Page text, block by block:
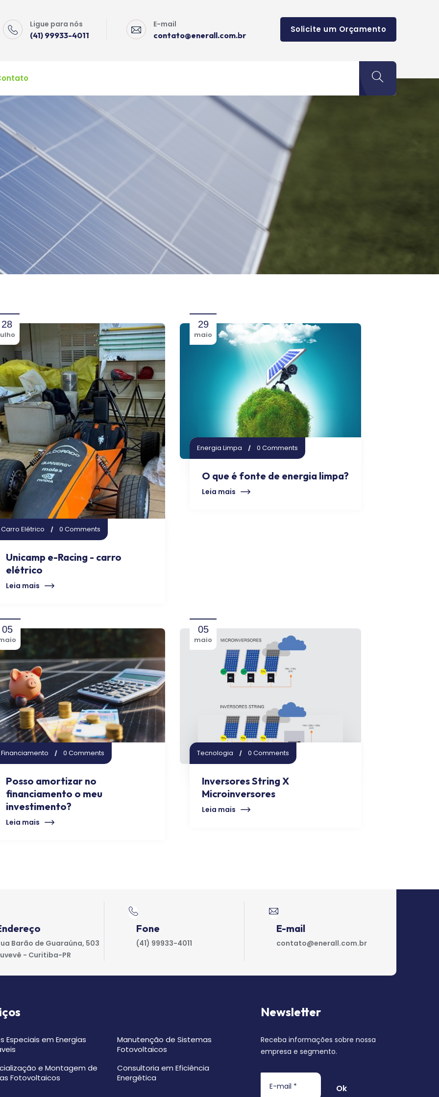
Ligue para nós
(41) 99933-4011
E-mail
contato@enerall.com.br
Solicite um Orçamento
28
Carro Elétrico 0 Comments
Unicamp e-Racing - carro
elétrico
Leia mais
29
maio
Energia Limpa 0 Comments
O que é fonte de energia limpa?
Leia mais
05
Financiamento 0 Comments
Posso amortizar no
financiamento o meu
investimento?
Leia mais
05
maio
Tecnologia 0 Comments
Inversores String X
Microinversores
Leia mais
Barão de Guaraúna, 503
- Curitiba-PR
Fone
(41) 99933-4011
E-mail
contato@enerall.com.br
Especiais em Energias
e Montagem de
Fotovoltaicos
Manutenção de Sistemas
Fotovoltaicos
Consultoria em Eficiência
Energética
Newsletter
Receba informações sobre nossa
empresa e segmento.